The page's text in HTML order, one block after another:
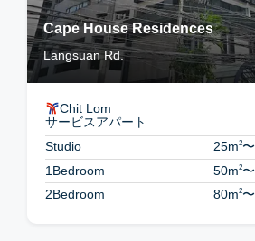
Cape House Residences
Langsuan Rd.
Chit Lom
サービスアパート
Studio
25m2〜
1Bedroom
50m2〜
2Bedroom
80m2〜